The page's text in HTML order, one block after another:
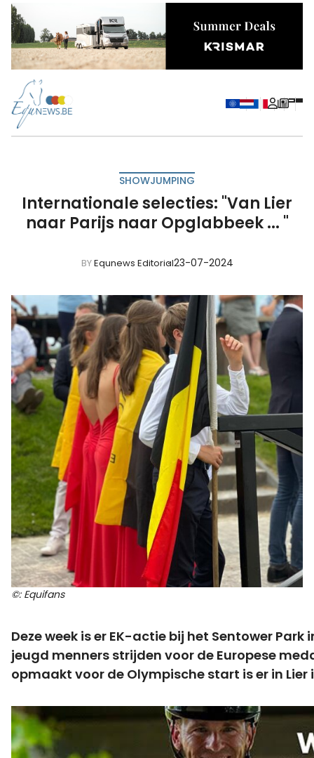
SHOWJUMPING
Internationale selecties: "Van Lier
naar Parijs naar Opglabbeek ... "
BYEqunews Editorial23-07-2024
©: Equifans
Deze week is er EK-actie bij het Sentower Park
jeugd menners strijden voor de Europese
opmaakt voor de Olympische start is er in